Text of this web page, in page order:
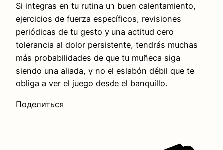
Si integras en tu rutina un buen calentamiento,
ejercicios de fuerza específicos, revisiones
periódicas de tu gesto y una actitud cero
tolerancia al dolor persistente, tendrás muchas
más probabilidades de que tu muñeca siga
siendo una aliada, y no el eslabón débil que te
obliga a ver el juego desde el banquillo.
Поделиться